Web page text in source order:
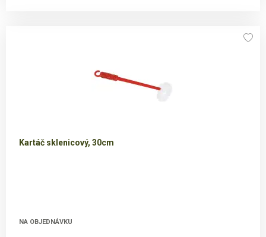
Kartáč sklenicový, 30cm
NA OBJEDNÁVKU